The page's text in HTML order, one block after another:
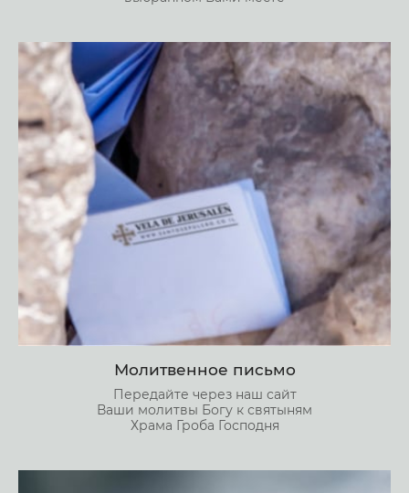
Молитвенное письмо
Передайте через наш сайт
Ваши молитвы Богу к святыням
Храма Гроба Господня